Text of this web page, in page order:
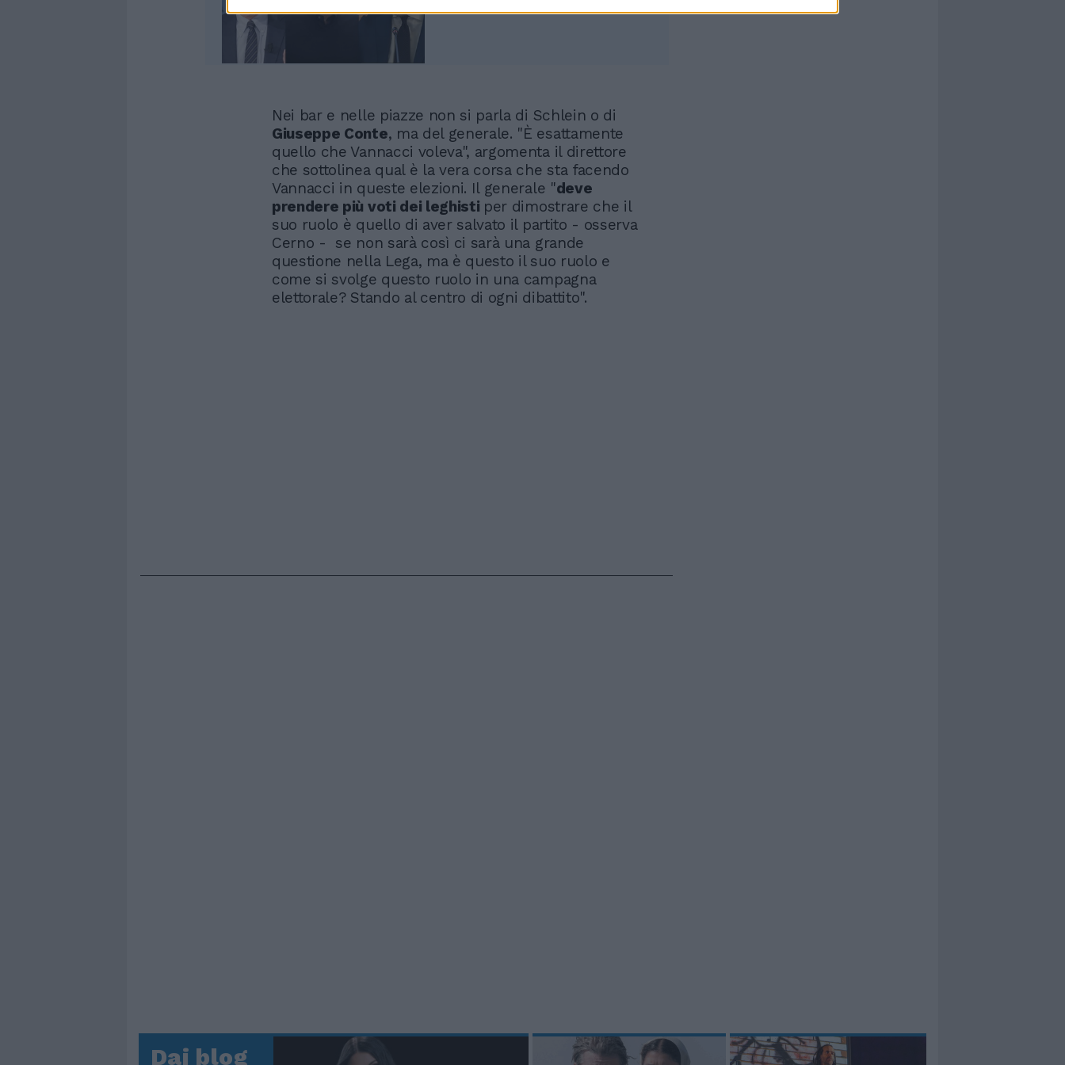
Nei bar e nelle piazze non si parla di Schlein o di
Giuseppe Conte, ma del generale. "È esattamente
quello che Vannacci voleva", argomenta il direttore
che sottolinea qual è la vera corsa che sta facendo
Vannacci in queste elezioni. Il generale "deve
prendere più voti dei leghisti per dimostrare che il
suo ruolo è quello di aver salvato il partito - osserva
Cerno - se non sarà così ci sarà una grande
questione nella Lega, ma è questo il suo ruolo e
come si svolge questo ruolo in una campagna
elettorale? Stando al centro di ogni dibattito".
Dai blog